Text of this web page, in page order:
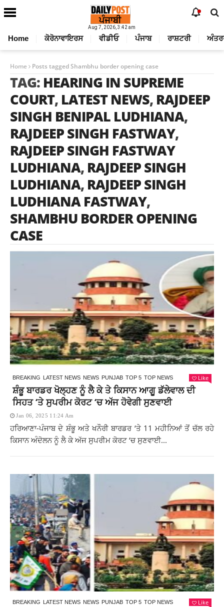
Aug 7, 2026, 3:42 am
Home ਕੋਰੋਨਾਵਾਇਰਸ ਵੀਡੀਓ ਪੰਜਾਬ ਰਾਸ਼ਟਰੀ
Home Posts tagged Shambhu border opening case
TAG: HEARING IN SUPREME
COURT, LATEST NEWS, RAJDEEP
SINGH BENIPAL LUDHIANA,
RAJDEEP SINGH FASTWAY,
RAJDEEP SINGH FASTWAY
LUDHIANA, RAJDEEP SINGH
LUDHIANA, RAJDEEP SINGH
LUDHIANA FASTWAY,
SHAMBHU BORDER OPENING
CASE
BREAKING LATEST NEWS NEWS PUNJAB TOP 5 TOP NEWS Like
ਸ਼ੰਭੂ ਬਾਰਡਰ ਖੋਲ੍ਹਣ ਨੂੰ ਲੈ ਕੇ ਤੇ ਕਿਸਾਨ ਆਗੂ ਡੱਲੇਵਾਲ ਦੀ
ਸਿਹਤ ‘ਤੇ ਸੁਪਰੀਮ ਕੋਰਟ ‘ਚ ਅੱਜ ਹੋਵੇਗੀ ਸੁਣਵਾਈ
Jan 06, 2025 11:24 Am
ਹਰਿਆਣਾ-ਪੰਜਾਬ ਦੇ ਸ਼ੰਭੂ ਅਤੇ ਖਨੌਰੀ ਬਾਰਡਰ ‘ਤੇ 11 ਮਹੀਨਿਆਂ ਤੋਂ ਚੱਲ ਰਹੇ
ਕਿਸਾਨ ਅੰਦੋਲਨ ਨੂੰ ਲੈ ਕੇ ਅੱਜ ਸੁਪਰੀਮ ਕੋਰਟ ‘ਚ ਸੁਣਵਾਈ...
BREAKING LATEST NEWS NEWS PUNJAB TOP 5 TOP NEWS Like